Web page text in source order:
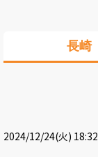
長崎
2024/12/24(火) 18:32